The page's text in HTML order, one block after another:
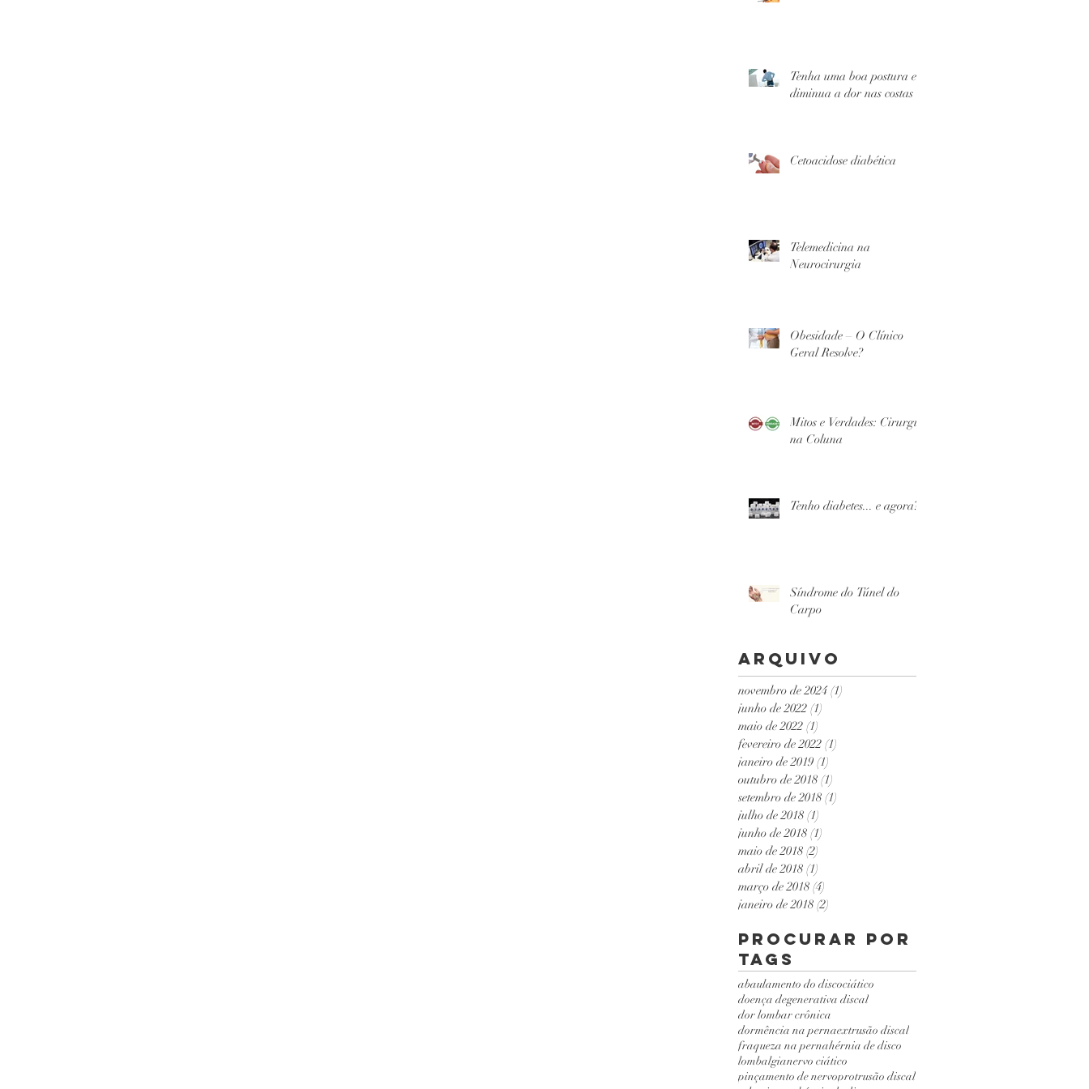
Tenha uma boa postura e
diminua a dor nas costas
Cetoacidose diabética
Telemedicina na
Neurocirurgia
Obesidade – O Clínico
Geral Resolve?
Mitos e Verdades: Cirurgia
na Coluna
Tenho diabetes... e agora?
Síndrome do Túnel do
Carpo
Arquivo
novembro de 2024 (1)
junho de 2022 (1)
maio de 2022 (1)
fevereiro de 2022 (1)
janeiro de 2019 (1)
outubro de 2018 (1)
setembro de 2018 (1)
julho de 2018 (1)
junho de 2018 (1)
maio de 2018 (2)
abril de 2018 (1)
março de 2018 (4)
janeiro de 2018 (2)
Procurar por
tags
abaulamento do discociático
doença degenerativa discal
dor lombar crônica
dormência na pernaextrusão discal
fraqueza na pernahérnia de disco
lombalgianervo ciático
pinçamento de nervoprotrusão discal